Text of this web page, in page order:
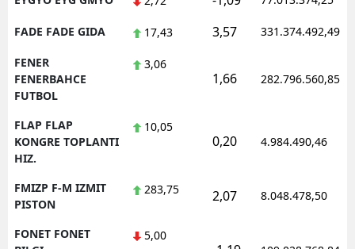
FADE FADE GIDA 17,43 3,57 331.374.492,49
FENER
FENERBAHCE
FUTBOL
3,06
1,66 282.796.560,85
FLAP FLAP
KONGRE TOPLANTI
HIZ.
10,05
0,20 4.984.490,46
FMIZP F-M IZMIT
PISTON
283,75 2,07 8.048.478,50
FONET FONET
5,00